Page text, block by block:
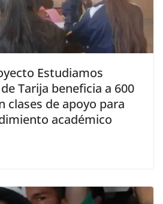
Estudiamos
Tarija beneficia a 600
clases de apoyo para
académico